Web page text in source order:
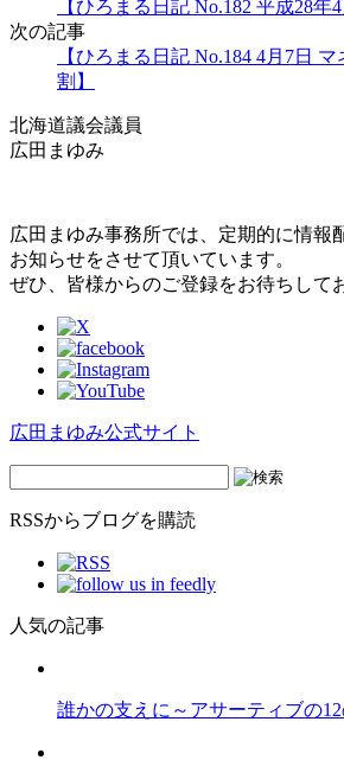
【ひろまる日記 No.182 平成28年4
次の記事
【ひろまる日記 No.184 4月7日
割】
北海道議会議員
広田まゆみ
広田まゆみ事務所では、定期的に情報
お知らせをさせて頂いています。
ぜひ、皆様からのご登録をお待ちして
広田まゆみ公式サイト
RSSからブログを購読
人気の記事
誰かの支えに～アサーティブの12